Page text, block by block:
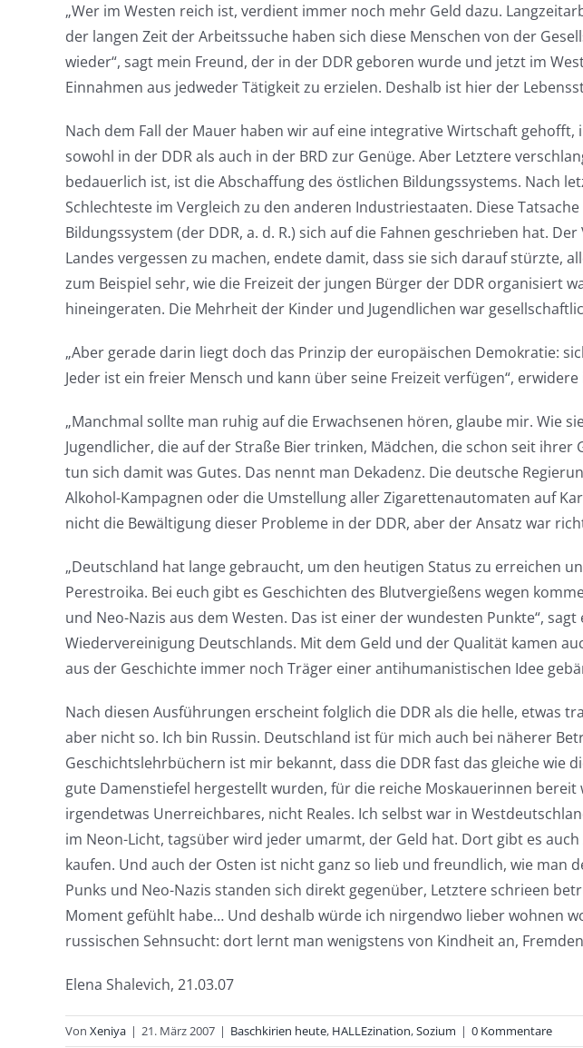
„Wer im Westen reich ist, verdient immer noch mehr Geld dazu.
der langen Zeit der Arbeitssuche haben sich diese Menschen von der
wieder“, sagt mein Freund, der in der DDR geboren wurde und jetzt im
Einnahmen aus jedweder Tätigkeit zu erzielen. Deshalb ist hier der
Nach dem Fall der Mauer haben wir auf eine integrative Wirtschaft
sowohl in der DDR als auch in der BRD zur Genüge. Aber Letztere
bedauerlich ist, ist die Abschaffung des östlichen Bildungssystems. Nach
Schlechteste im Vergleich zu den anderen Industriestaaten. Diese
Bildungssystem (der DDR, a. d. R.) sich auf die Fahnen geschrieben hat.
Landes vergessen zu machen, endete damit, dass sie sich darauf stürzte,
zum Beispiel sehr, wie die Freizeit der jungen Bürger der DDR organisiert
hineingeraten. Die Mehrheit der Kinder und Jugendlichen war
„Aber gerade darin liegt doch das Prinzip der europäischen Demokratie:
Jeder ist ein freier Mensch und kann über seine Freizeit verfügen“, erwidere
„Manchmal sollte man ruhig auf die Erwachsenen hören, glaube mir. Wie
Jugendlicher, die auf der Straße Bier trinken, Mädchen, die schon seit
tun sich damit was Gutes. Das nennt man Dekadenz. Die deutsche
Alkohol-Kampagnen oder die Umstellung aller Zigarettenautomaten auf
nicht die Bewältigung dieser Probleme in der DDR, aber der Ansatz war
„Deutschland hat lange gebraucht, um den heutigen Status zu erreichen
Perestroika. Bei euch gibt es Geschichten des Blutvergießens wegen
und Neo-Nazis aus dem Westen. Das ist einer der wundesten Punkte“,
Wiedervereinigung Deutschlands. Mit dem Geld und der Qualität kamen
aus der Geschichte immer noch Träger einer antihumanistischen Idee
Nach diesen Ausführungen erscheint folglich die DDR als die helle, etwas
aber nicht so. Ich bin Russin. Deutschland ist für mich auch bei näherer
Geschichtslehrbüchern ist mir bekannt, dass die DDR fast das gleiche
gute Damenstiefel hergestellt wurden, für die reiche Moskauerinnen
irgendetwas Unerreichbares, nicht Reales. Ich selbst war in
im Neon-Licht, tagsüber wird jeder umarmt, der Geld hat. Dort gibt es
kaufen. Und auch der Osten ist nicht ganz so lieb und freundlich, wie
Punks und Neo-Nazis standen sich direkt gegenüber, Letztere schrieen
Moment gefühlt habe… Und deshalb würde ich nirgendwo lieber wohnen
russischen Sehnsucht: dort lernt man wenigstens von Kindheit an,
Elena Shalevich, 21.03.07
Von Xeniya | 21. März 2007 | Baschkirien heute, HALLEzination,Sozium | 0 Kommentare